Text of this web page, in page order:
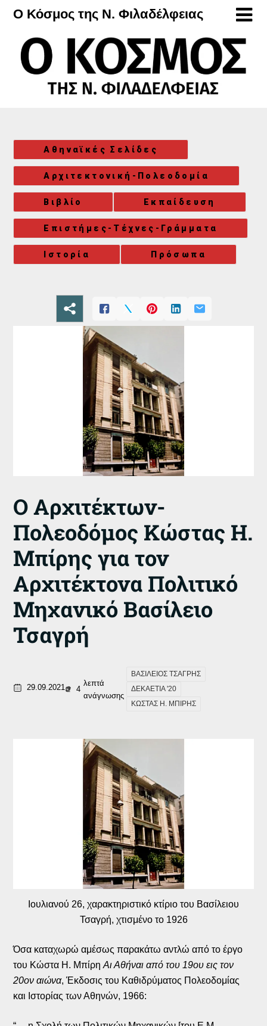
Μετάβαση
περιεχόμενο
Ο Κόσμος της Ν. Φιλαδέλφειας
Αθηναϊκές Σελίδες
Αρχιτεκτονική-Πολεοδομία
Βιβλίο Εκπαίδευση
Επιστήμες-Τέχνες-Γράμματα
Ιστορία Πρόσωπα
Ο Αρχιτέκτων-
Πολεοδόμος Κώστας Η.
Μπίρης για τον
Αρχιτέκτονα Πολιτικό
Μηχανικό Βασίλειο
Τσαγρή
29.09.2021 4
λεπτά
ανάγνωσης
ΒΑΣΙΛΕΙΟΣ ΤΣΑΓΡΗΣ
ΔΕΚΑΕΤΙΑ '20
ΚΩΣΤΑΣ Η. ΜΠΙΡΗΣ
Ιουλιανού 26, χαρακτηριστικό κτίριο του Βασίλειου
Τσαγρή, χτισμένο το 1926
Όσα καταχωρώ αμέσως παρακάτω αντλώ από το έργο
του Κώστα Η. ΜπίρηΑι Αθήναι από του 19ου εις τον
20ον αιώνα, Έκδοσις του Καθιδρύματος Πολεοδομίας
και Ιστορίας των Αθηνών, 1966: